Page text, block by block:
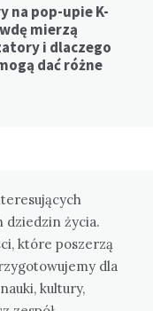
na pop-upie K-
mierzą
i dlaczego
dać różne
dziedzin życia.
które poszerzą
dla
kultury,